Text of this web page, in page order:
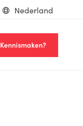
Nederland
Kennismaken?